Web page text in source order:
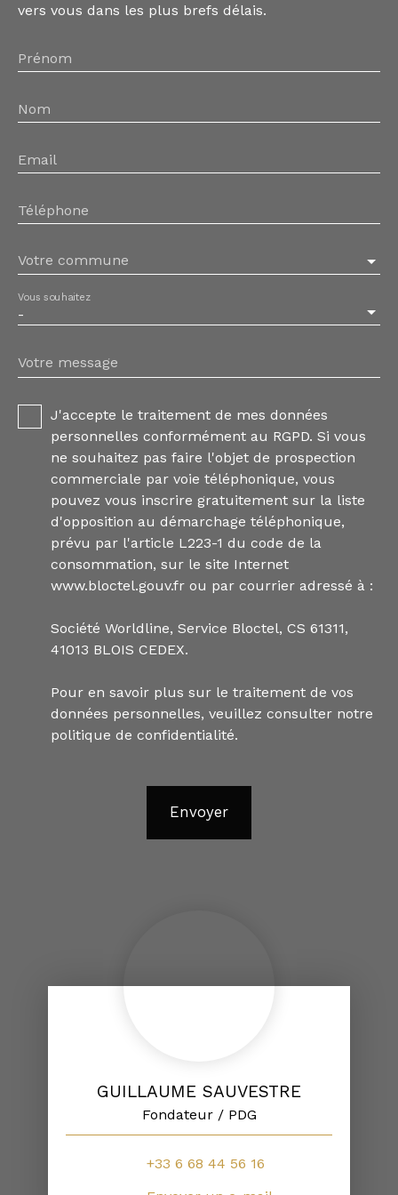
vers vous dans les plus brefs délais.
Prénom
Nom
Email
Téléphone
Votre commune
-
Vous souhaitez
Votre message
J'accepte le traitement de mes données
personnelles conformément au RGPD. Si vous
ne souhaitez pas faire l'objet de prospection
commerciale par voie téléphonique, vous
pouvez vous inscrire gratuitement sur la liste
d'opposition au démarchage téléphonique,
prévu par l'article L223-1 du code de la
consommation, sur le site Internet
www.bloctel.gouv.fr ou par courrier adressé à :
Société Worldline, Service Bloctel, CS 61311,
41013 BLOIS CEDEX.
Pour en savoir plus sur le traitement de vos
données personnelles, veuillez consulter notre
politique de confidentialité.
Envoyer
GUILLAUME SAUVESTRE
Fondateur / PDG
+33 6 68 44 56 16